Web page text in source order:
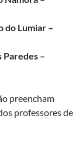
do Lumiar –
Paredes –
preencham
professores de